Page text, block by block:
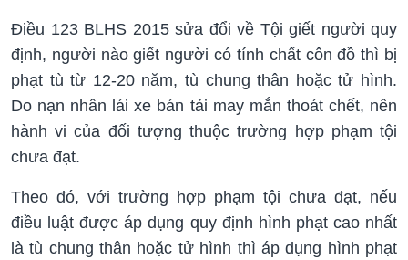
Điều 123 BLHS 2015 sửa đổi về Tội giết người quy
định, người nào giết người có tính chất côn đồ thì bị
phạt tù từ 12-20 năm, tù chung thân hoặc tử hình.
Do nạn nhân lái xe bán tải may mắn thoát chết, nên
hành vi của đối tượng thuộc trường hợp phạm tội
chưa đạt.
Theo đó, với trường hợp phạm tội chưa đạt, nếu
điều luật được áp dụng quy định hình phạt cao nhất
là tù chung thân hoặc tử hình thì áp dụng hình phạt